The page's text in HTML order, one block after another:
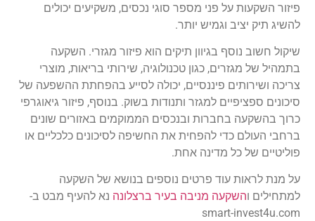
פיזור השקעות על פני מספר סוגי נכסים, משקיעים יכולים
להשיג תיק יציב וגמיש יותר.
שיקול חשוב נוסף בגיוון תיקים הוא פיזור מגזרי. השקעה
בתמהיל של מגזרים, כגון טכנולוגיה, שירותי בריאות, מוצרי
צריכה ושירותים פיננסיים, יכולה לסייע בהפחתת ההשפעה של
סיכונים ספציפיים למגזר ותנודות בשוק. בנוסף, פיזור גיאוגרפי
כרוך בהשקעה בחברות ובנכסים הממוקמים באזורים שונים
ברחבי העולם כדי להפחית את החשיפה לסיכונים כלכליים או
פוליטיים של כל מדינה אחת.
על מנת לראות עוד פרטים נוספים בנושא של השקעה
למתחילים והשקעה מניבה בעיר ברצלונה נא להעיף מבט ב-
smart-invest4u.com